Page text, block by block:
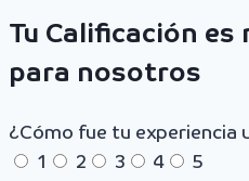
Tu Calificación
para nosotros
¿Cómo fue tu experiencia
1
2 3 4
5